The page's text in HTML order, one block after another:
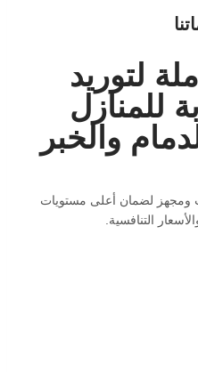
لتوريد
للمنازل
والخبر
ومجهز لضمان أعلى مستويات
التنافسية.